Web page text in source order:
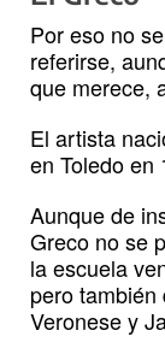
Por eso no
referirse,
que merece,
El artista
en Toledo en
Aunque de
Greco no se
la escuela
pero
Veronese y